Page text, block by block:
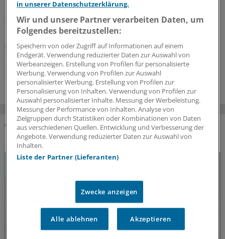
über 16 Jahre haben einer Studie zufolge chronische
Schmerzen, die den Alltag stark beeinträchtigen. Auch
psychische und soziale Faktoren scheinen beim so
genannten High-Impact Chronic Pain eine Rolle zu
spielen.
05.08.2026
DAS KÖNNTE SIE AUCH INTERESSIEREN
in unserer Datenschutzerklärung.
Wir und unsere Partner verarbeiten Daten, um
Folgendes bereitzustellen:
Speichern von oder Zugriff auf Informationen auf einem
Endgerät. Verwendung reduzierter Daten zur Auswahl von
Werbeanzeigen. Erstellung von Profilen für personalisierte
Werbung. Verwendung von Profilen zur Auswahl
personalisierter Werbung. Erstellung von Profilen zur
Personalisierung von Inhalten. Verwendung von Profilen zur
Auswahl personalisierter Inhalte. Messung der Werbeleistung.
Messung der Performance von Inhalten. Analyse von
Zielgruppen durch Statistiken oder Kombinationen von Daten
aus verschiedenen Quellen. Entwicklung und Verbesserung der
Angebote. Verwendung reduzierter Daten zur Auswahl von
Inhalten.
Liste der Partner (Lieferanten)
Zwecke anzeigen
Alle ablehnen Akzeptieren